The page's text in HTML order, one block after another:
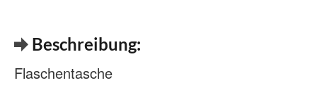
Beschreibung:
Flaschentasche